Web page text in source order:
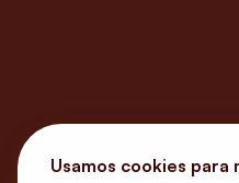
Usamos cookies